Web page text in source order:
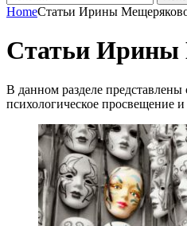
HomeСтатьи Ирины
Статьи Ирины
В данном разделе
психологическое просвещение